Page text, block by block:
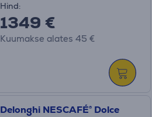
Hind:
1349 €
Kuumakse alates 45 €
Delonghi NESCAFÉ® Dolce